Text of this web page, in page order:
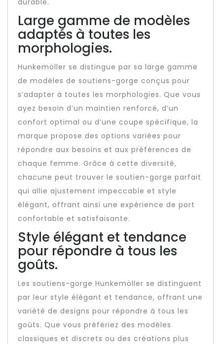
durable.
Large gamme de modèles
adaptés à toutes les
morphologies.
Hunkemöller se distingue par sa large gamme
de modèles de soutiens-gorge conçus pour
s’adapter à toutes les morphologies. Que vous
ayez besoin d’un maintien renforcé, d’un
confort optimal ou d’une coupe spécifique, la
marque propose des options variées pour
répondre aux besoins et aux préférences de
chaque femme. Grâce à cette diversité,
chacune peut trouver le soutien-gorge parfait
qui allie ajustement impeccable et style
élégant, offrant ainsi une expérience de port
confortable et satisfaisante.
Style élégant et tendance
pour répondre à tous les
goûts.
Les soutiens-gorge Hunkemöller se distinguent
par leur style élégant et tendance, offrant une
variété de designs pour répondre à tous les
goûts. Que vous préfériez des modèles
classiques et discrets ou des créations plus